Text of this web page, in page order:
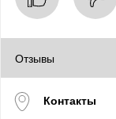
Отзывы
Контакты